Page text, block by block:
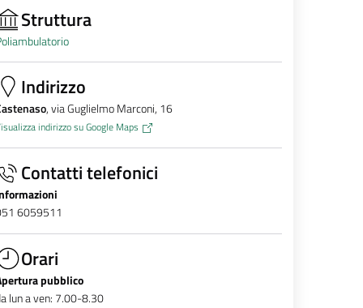
Struttura
Indirizzo
, via Guglielmo Marconi, 16
indirizzo su Google Maps
Contatti telefonici
6059511
Orari
pubblico
lun a ven: 7.00-8.30